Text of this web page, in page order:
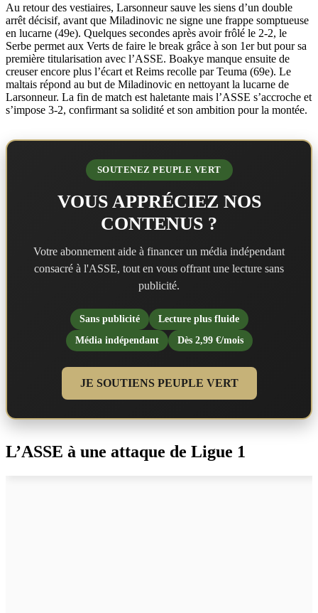
Au retour des vestiaires, Larsonneur sauve les siens d’un double
arrêt décisif, avant que Miladinovic ne signe une frappe somptueuse
en lucarne (49e). Quelques secondes après avoir frôlé le 2-2, le
Serbe permet aux Verts de faire le break grâce à son 1er but pour sa
première titularisation avec l’ASSE. Boakye manque ensuite de
creuser encore plus l’écart et Reims recolle par Teuma (69e). Le
maltais répond au but de Miladinovic en nettoyant la lucarne de
Larsonneur. La fin de match est haletante mais l’ASSE s’accroche et
s’impose 3-2, confirmant sa solidité et son ambition pour la montée.
SOUTENEZ PEUPLE VERT
VOUS APPRÉCIEZ NOS
CONTENUS ?
Votre abonnement aide à financer un média indépendant
consacré à l'ASSE, tout en vous offrant une lecture sans
publicité.
Sans publicité
Lecture plus fluide
Média indépendant
Dès 2,99 €/mois
JE SOUTIENS PEUPLE VERT
L’ASSE à une attaque de Ligue 1